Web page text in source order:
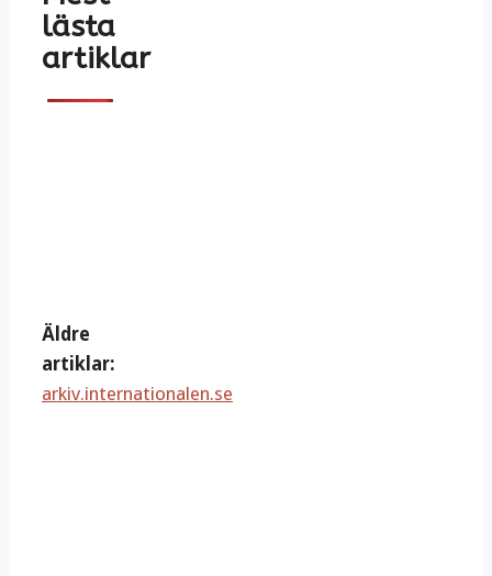
lästa
artiklar
Äldre
artiklar:
arkiv.internationalen.se